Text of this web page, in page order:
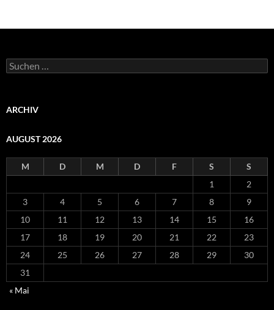
Suchen
nach:
ARCHIV
AUGUST 2026
M D M D F S
S
1
2
3
4 5 6 7 8
9
10
11 12 13 14 15
16
17
18 19 20 21 22
23
24
25 26 27 28 29
30
31
« Mai